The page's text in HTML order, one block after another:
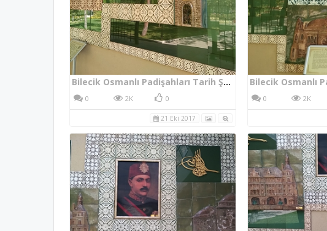
Bilecik Osmanlı Padişahları Tarih Şeridi Duvar Sanat Eserleri
0 2K 0
21 Eki 2017
0 2K